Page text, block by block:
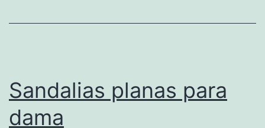
Sandalias planas para
dama